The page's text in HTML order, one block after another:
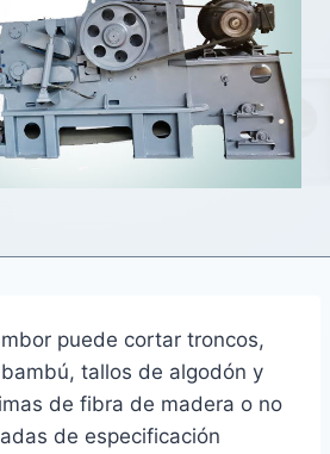
puede cortar troncos,
tallos de algodón y
de fibra de madera o no
de especificación